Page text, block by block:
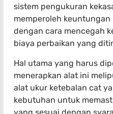
sistem pengukuran
memperoleh
dengan cara mencegah
biaya perbaikan yang
Hal utama yang harus
menerapkan alat ini
alat ukur ketebalan cat
kebutuhan untuk
yang sesuai dengan